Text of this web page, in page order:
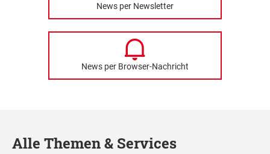
News per Newsletter
News per Browser-Nachricht
Alle Themen & Services